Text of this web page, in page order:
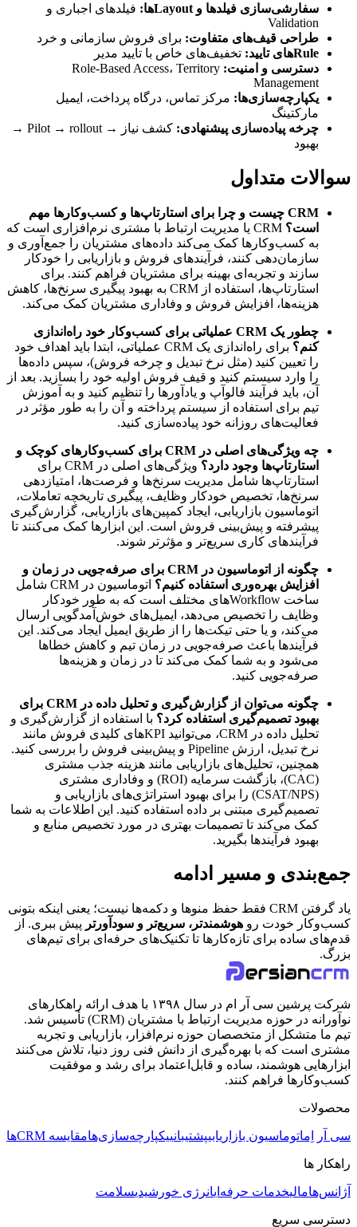
سفارشی‌سازی فیلدها و Layoutها:
فیلدهای اجباری و
Validation
طراحی قیف‌های متفاوت: برای فروش سازمانی و خرد
Ruleهای تایید:
تخفیف‌های خاص با تایید مدیر
دسترسی و امنیت: Role-Based Access، Territory
Management
یکپارچه‌سازی‌ها: مرکز تماس، درگاه پرداخت، ایمیل
مارکتینگ
چرخه پیاده‌سازی پیشنهادی:
کشف نیاز → Pilot → rollout →
بهبود
سوالات متداول
CRM چیست و چرا برای استارتاپ‌ها و کسب‌وکارها مهم
است؟
CRM یا مدیریت ارتباط با مشتری نرم‌افزاری است که
به کسب‌وکارها کمک می‌کند داده‌های مشتریان را جمع‌آوری و
سازمان‌دهی کنند، فرآیندهای فروش و بازاریابی را خودکار
سازند و تجربه‌ای بهینه برای مشتریان فراهم کنند. برای
استارتاپ‌ها، استفاده از CRM به بهبود پیگیری سرنخ‌ها، کاهش
هزینه‌ها، افزایش فروش و وفاداری مشتریان کمک می‌کند.
چطور یک CRM عملیاتی برای کسب‌وکار خود راه‌اندازی
کنم؟
برای راه‌اندازی یک CRM عملیاتی، ابتدا باید اهداف خود
را تعیین کنید (مثل نرخ تبدیل و چرخه فروش)، سپس داده‌ها
را وارد سیستم کنید و قیف فروش اولیه خود را بسازید. بعد از
آن، باید فرآیند فالوآپ و یادآورها را تنظیم کنید و به آموزش
تیم برای استفاده از سیستم پرداخته و آن را به طور مؤثر در
فعالیت‌های روزانه خود پیاده‌سازی کنید.
چه ویژگی‌های اصلی در CRM برای کسب‌وکارهای کوچک و
استارتاپ‌ها وجود دارد؟
ویژگی‌های اصلی در CRM برای
استارتاپ‌ها شامل مدیریت سرنخ‌ها و فرصت‌ها، امتیازدهی
سرنخ‌ها، تخصیص خودکار وظایف، پیگیری تاریخچه تعاملات،
اتوماسیون بازاریابی، ایجاد کمپین‌های بازاریابی، گزارش‌گیری
پیشرفته و پیش‌بینی فروش است. این ابزارها کمک می‌کنند تا
فرآیندهای کاری سریع‌تر و مؤثرتر شوند.
چگونه از اتوماسیون در CRM برای صرفه‌جویی در زمان و
افزایش بهره‌وری استفاده کنیم؟
اتوماسیون در CRM شامل
ساخت Workflowهای مختلف است که به طور خودکار
وظایف را تخصیص می‌دهد، ایمیل‌های خوش‌آمدگویی ارسال
می‌کند، و یا حتی تیکت‌ها را از طریق ایمیل ایجاد می‌کند. این
فرآیندها باعث صرفه‌جویی در زمان تیم و کاهش خطاها
می‌شود و به شما کمک می‌کند تا در زمان و هزینه‌ها
صرفه‌جویی کنید.
چگونه می‌توان از گزارش‌گیری و تحلیل داده در CRM برای
بهبود تصمیم‌گیری استفاده کرد؟ با استفاده از گزارش‌گیری و
تحلیل داده در CRM، می‌توانید KPIهای کلیدی فروش مانند
نرخ تبدیل، ارزش Pipeline و پیش‌بینی فروش را بررسی کنید.
همچنین، تحلیل‌های بازاریابی مانند هزینه جذب مشتری
(CAC)، بازگشت سرمایه (ROI) و وفاداری مشتری
(CSAT/NPS) را برای بهبود استراتژی‌های بازاریابی و
تصمیم‌گیری مبتنی بر داده استفاده کنید. این اطلاعات به شما
کمک می‌کند تا تصمیمات بهتری در مورد تخصیص منابع و
بهبود فرآیندها بگیرید.
جمع‌بندی و مسیر ادامه
یاد گرفتن CRM فقط حفظ منوها و دکمه‌ها نیست؛ یعنی اینکه بتونی
کسب‌وکار خودت رو هوشمندتر، سریع‌تر و سودآورتر پیش ببری. از
قدم‌های ساده برای تازه‌کارها تا تکنیک‌های حرفه‌ای برای تیم‌های
بزرگ.
شرکت پرشین سی آر ام در سال ۱۳۹۸ با هدف ارائه راهکارهای
نوآورانه در حوزه مدیریت ارتباط با مشتریان (CRM) تأسیس شد.
تیم ما متشکل از متخصصان حوزه نرم‌افزار، بازاریابی و تجربه
مشتری است که با بهره‌گیری از دانش فنی روز دنیا، تلاش می‌کنند
ابزارهایی هوشمند، ساده و قابل‌اعتماد برای رشد و موفقیت
کسب‌وکارها فراهم کنند.
محصولات
سی آر اِماتوماسیون بازاریابیپشتیبانییکپارچه‌سازی‌هامقایسه CRMها
راهکار ها
آژانس‌هامالیخدمات حرفه‌ایانرژی خورشیدیسلامت
دسترسی سریع